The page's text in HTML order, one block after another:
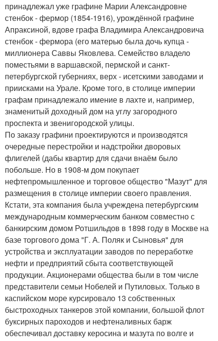
принадлежал уже графине Марии Александровне
стенбок - фермор (1854-1916), урождённой графине
Апраксиной, вдове графа Владимира Александровича
стенбок - фермора (его матерью была дочь купца -
миллионера Саввы Яковлева. Семейство владело
поместьями в варшавской, пермской и санкт-
петербургской губерниях, верх - исетскими заводами и
приисками на Урале. Кроме того, в столице империи
графам принадлежало имение в лахте и, например,
знаменитый доходный дом на углу загородного
проспекта и звенигородской улицы.
По заказу графини проектируются и производятся
очередные перестройки и надстройки дворовых
флигелей (дабы квартир для сдачи внаём было
побольше. Но в 1908-м дом покупает
нефтепромышленное и торговое общество "Мазут" для
размещения в столице империи своего правления.
Кстати, эта компания была учреждена петербургским
международным коммерческим банком совместно с
банкирским домом Ротшильдов в 1898 году в Москве на
базе торгового дома "Г. А. Поляк и Сыновья" для
устройства и эксплуатации заводов по переработке
нефти и предприятий сбыта соответствующей
продукции. Акционерами общества были в том числе
представители семьи Нобелей и Путиловых. Только в
каспийском море курсировало 13 собственных
быстроходных танкеров этой компании, большой флот
буксирных пароходов и нефтеналивных барж
обеспечивал доставку керосина и мазута по волге и